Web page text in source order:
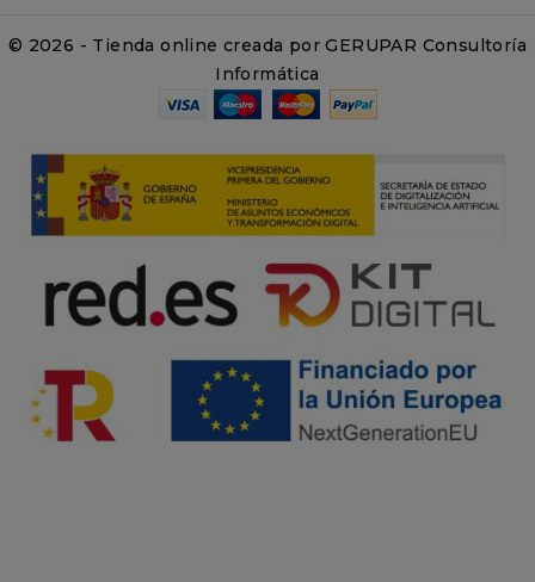
© 2026 - Tienda online creada por GERUPAR Consultoría
Informática